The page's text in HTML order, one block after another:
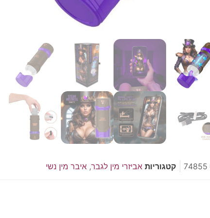
74855 קטגוריות אביזרי מין לגבר, איבר מין נשי